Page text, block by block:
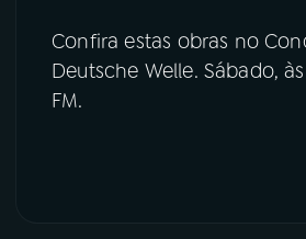
Confira estas obras no
Deutsche Welle. Sábado, às
FM.